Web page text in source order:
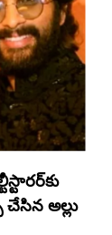
అల్లు